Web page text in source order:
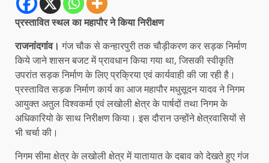
प्रस्तावित स्थल का महापौर ने किया निरीक्षण
राजनांदगांव। गंज चौक से कन्हारपुरी तक चौड़ीकरण कर सड़क निर्माण
किये जाने शासन बजट में प्रावधान किया गया था, जिसकी स्वीकृति
उपरांत सड़क निर्माण के लिए प्रक्रिया एवं कार्यवाही की जा रही है।
प्रस्तावित सड़क निर्माण कार्य का आज महापौर मधुसूदन यादव ने निगम
आयुक्त अतुल विश्वकर्मा एवं लखोली क्षेत्र के पार्षदों तथा निगम के
अधिकारियो के साथ निरीक्षण किया। इस दौरान उन्होंने क्षेत्रवासियों से
भी चर्चा की।
निगम सीमा क्षेत्र के लखोली क्षेत्र में यातायात के दबाव को देखते हुए गंज